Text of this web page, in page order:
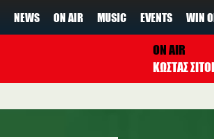
NEWS ON AIR MUSIC EVENTS WIN
ON AIR
ΚΩΣΤΑΣ